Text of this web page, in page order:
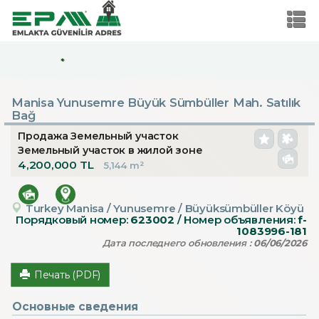
*
Manisa Yunusemre Büyük Sümbüller Mah. Satılık
Bağ
Продажа Земельный участок
Земельный участок в жилой зоне
4,200,000 TL 5,144 m²
Turkey Manisa / Yunusemre / Büyüksümbüller Köyü
Порядковый номер: 623002 / Номер объявления:f-
1083996-181
Дата последнего обновления :06/06/2026
Печать (PDF)
Основные сведения